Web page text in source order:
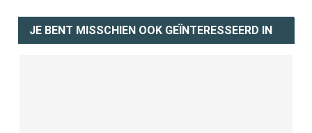
JE BENT MISSCHIEN OOK GEÏNTERESSEERD IN